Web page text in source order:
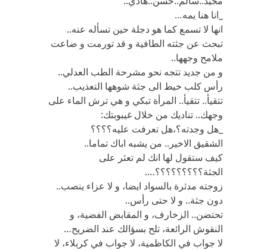
_انا هنا يمه…
انها لا تسمع كما هو دجلة حين تسأله عنه..
تبحث عن جثته الطافية و قد تورمت و ضاعت
ملامح وجهها..
و من جديد تتجه نحو مشرحة الطب العدلي..
رأس كلب خيط الى جثة شوهها التعذيب..
تتقيأ.. تتقيأ.. المرأة تبكي و هي ترش الماء على
وجهك.. تناديك من خلال غيبوبتك:
_هل وجدته؟،هل تعرفت عليه؟؟؟؟
الشقيق الاخير.. من يشبه اباك تماما..
كيف ستقول لها انك لم تعثر على
الجثة؟؟؟؟؟؟؟؟؟….
زوجته مدثرة بالسواد ايضا، و لا عزاء ينصب..
دون جثة.. و لا حتى رأس..
تحتضن.. الزخارف، و المقابض الفضية، و
النقوش الرائعة، تلح بسؤالك عند الضريح…
لا جواب في الكاظمية، لا جواب في كربلاء، لا